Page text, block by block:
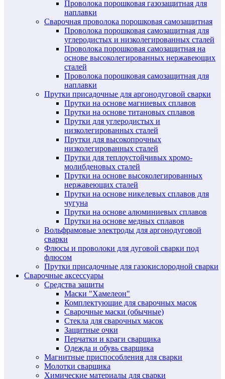
Проволока порошковая газозащитная для
наплавки
Сварочная проволока порошковая самозащитная
Проволока порошковая самозащитная для
углеродистых и низколегированных сталей
Проволока порошковая самозащитная на
основе высоколегированных нержавеющих
сталей
Проволока порошковая самозащитная для
наплавки
Прутки присадочные для аргонодуговой сварки
Прутки на основе магниевых сплавов
Прутки на основе титановых сплавов
Прутки для углеродистых и
низколегированных сталей
Прутки для высокопрочных
низколегированных сталей
Прутки для теплоустойчивых хромо-
молибденовых сталей
Прутки на основе высоколегированных
нержавеющих сталей
Прутки на основе никелевых сплавов для
чугуна
Прутки на основе алюминиевых сплавов
Прутки на основе медных сплавов
Вольфрамовые электроды для аргонодуговой
сварки
Флюсы и проволоки для дуговой сварки под
флюсом
Прутки присадочные для газокислородной сварки
Сварочные аксессуары
Средства защиты
Маски "Хамелеон"
Комплектующие для сварочных масок
Сварочные маски (обычные)
Стекла для сварочных масок
Защитные очки
Перчатки и краги сварщика
Одежда и обувь сварщика
Магнитные приспособления для сварки
Молотки сварщика
Химические материалы для сварки